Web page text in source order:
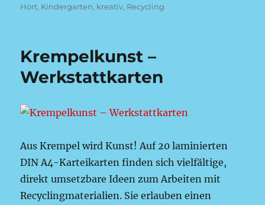
am
Hort, Kindergarten, kreativ, Recycling
Krempelkunst –
Werkstattkarten
Aus Krempel wird Kunst! Auf 20 laminierten
DIN A4-Karteikarten finden sich vielfältige,
direkt umsetzbare Ideen zum Arbeiten mit
Recyclingmaterialien. Sie erlauben einen